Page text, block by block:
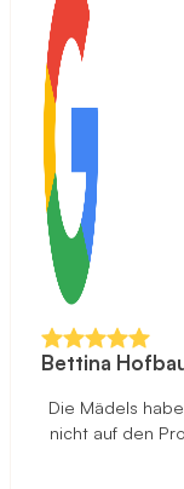
Bettina
Die Mädels
nicht auf den